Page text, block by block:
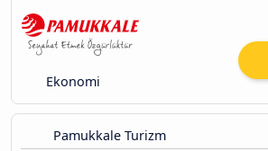
Ekonomi
Pamukkale Turizm